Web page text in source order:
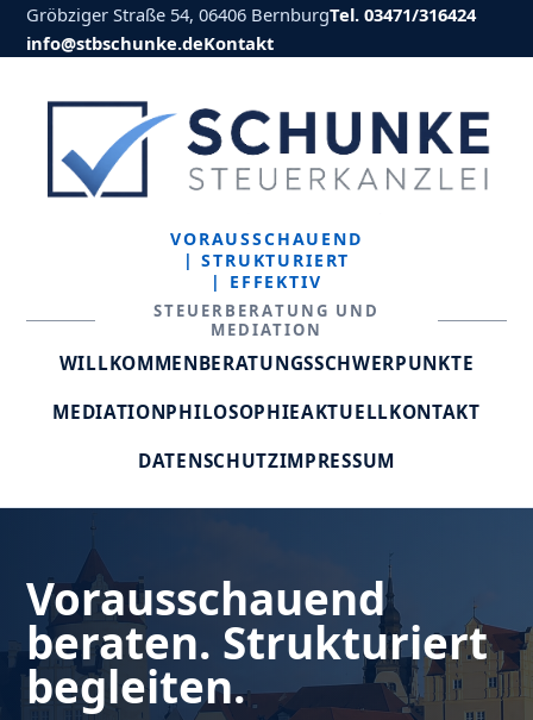
Gröbziger Straße 54, 06406 BernburgTel. 03471/316424
info@stbschunke.deKontakt
VORAUSSCHAUEND
| STRUKTURIERT
| EFFEKTIV
STEUERBERATUNG UND
MEDIATION
WILLKOMMENBERATUNGSSCHWERPUNKTE
MEDIATIONPHILOSOPHIEAKTUELLKONTAKT
DATENSCHUTZIMPRESSUM
Vorausschauend
beraten. Strukturiert
begleiten.